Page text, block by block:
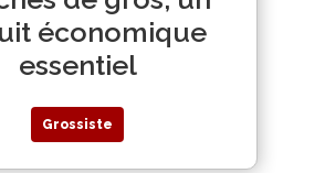
économique
essentiel
Grossiste